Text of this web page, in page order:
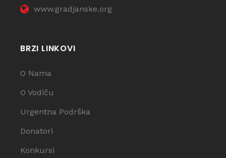
www.gradjanske.org
BRZI LINKOVI
O Nama
O Vodiču
Urgentna Podrška
Donatori
Konkursi